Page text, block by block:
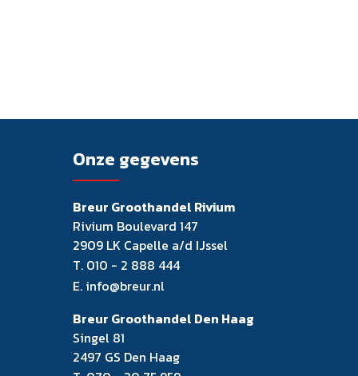
Onze gegevens
Breur Groothandel Rivium
Rivium Boulevard 147
2909 LK Capelle a/d IJssel
T. 010 - 2 888 444
E. info@breur.nl
Breur Groothandel Den Haag
Singel 81
2497 GS Den Haag